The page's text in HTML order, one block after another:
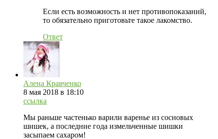
Если есть возможность и нет противопоказаний,
то обязательно приготовьте такое лакомство.
Ответ
Алена Кравченко
8 мая 2018 в 18:10
ссылка
Мы раньше частенько варили варенье из сосновых
шишек, а последние года измельченные шишки
засыпаем сахаром!